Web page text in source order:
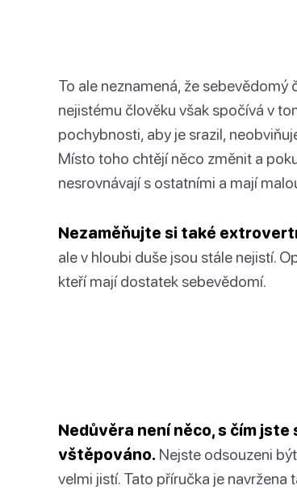
To ale neznamená, že
nejistému člověku však spočívá v
pochybnosti, aby je srazil,
Místo toho chtějí něco změnit a
nesrovnávají s ostatními a mají
Nezaměňujte si také
ale v hloubi duše jsou stále nejistí.
kteří mají dostatek sebevědomí.
Nedůvěra není něco, s čím jste
vštěpováno. Nejste odsouzeni
velmi jistí. Tato příručka je navržena